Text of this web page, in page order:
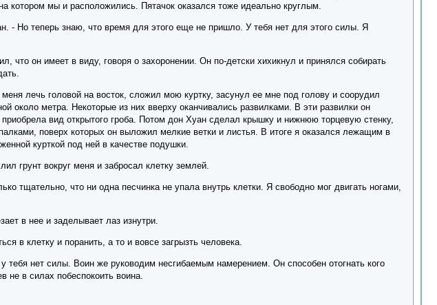
котором мы и расположились. Пятачок оказался тоже идеально круглым.
- Но теперь знаю, что время для этого еще не пришло. У тебя нет для этого силы. Я
что он имеет в виду, говоря о захоронении. Он по-детски хихикнул и принялся собирать
лечь головой на восток, сложил мою куртку, засунул ее мне под голову и соорудил
около метра. Некоторые из них вверху оканчивались развилками. В эти развилки он
вид открытого гроба. Потом дон Хуан сделал крышку и нижнюю торцевую стенку,
поверх которых он выложил мелкие ветки и листья. В итоге я оказался лежащим в
курткой под ней в качестве подушки.
грунт вокруг меня и забросал клетку землей.
тщательно, что ни одна песчинка не упала внутрь клетки. Я свободно мог двигать ногами,
в нее и заделывает лаз изнутри.
в клетку и поранить, а то и вовсе загрызть человека.
нет силы. Воин же руководим несгибаемым намерением. Он способен отогнать кого
не в силах побеспокоить воина.